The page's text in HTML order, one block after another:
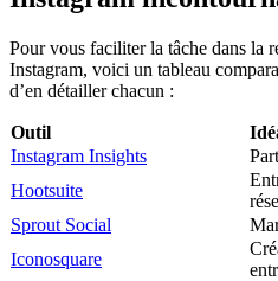
Pour vous faciliter la tâche dans la
Instagram, voici un tableau
d’en détailler chacun :
Outil
Instagram Insights
Hootsuite
Sprout Social
Iconosquare